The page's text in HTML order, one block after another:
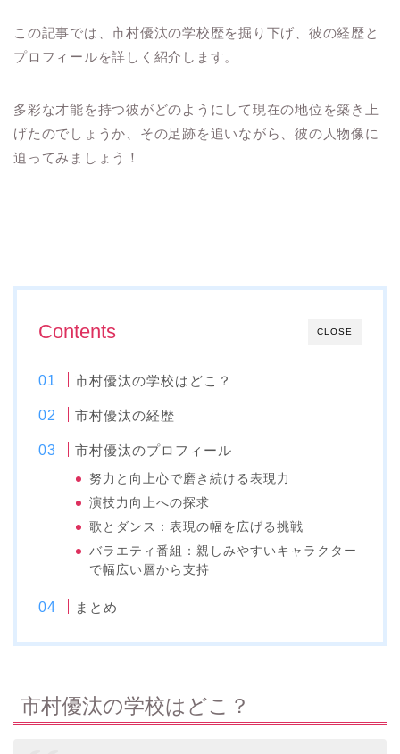
この記事では、市村優汰の学校歴を掘り下げ、彼の経歴と
プロフィールを詳しく紹介します。
多彩な才能を持つ彼がどのようにして現在の地位を築き上
げたのでしょうか、その足跡を追いながら、彼の人物像に
迫ってみましょう！
CLOSE
Contents
市村優汰の学校はどこ？
市村優汰の経歴
市村優汰のプロフィール
努力と向上心で磨き続ける表現力
演技力向上への探求
歌とダンス：表現の幅を広げる挑戦
バラエティ番組：親しみやすいキャラクター
で幅広い層から支持
まとめ
市村優汰の学校はどこ？